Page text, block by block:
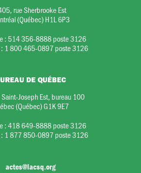
rue Sherbrooke Est
(Québec) H1L 6P3
: 514 356-8888 poste 3126
1 800 465-0897 poste 3126
DE QUÉBEC
Joseph Est, bureau 100
(Québec) G1K 9E7
:418 649-8888 poste 3126
1 877 850-0897 poste 3126
actes@lacsq.org